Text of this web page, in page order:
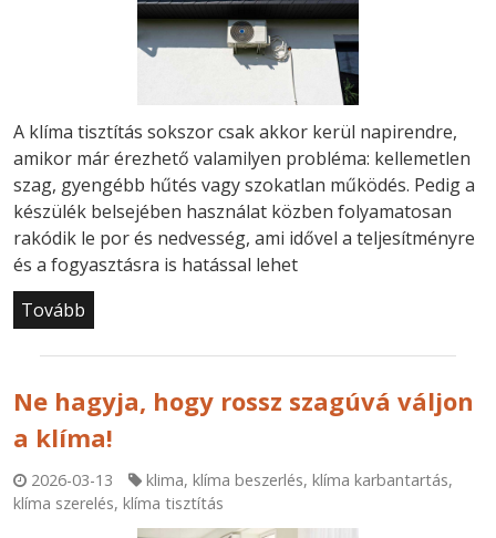
A klíma tisztítás sokszor csak akkor kerül napirendre,
amikor már érezhető valamilyen probléma: kellemetlen
szag, gyengébb hűtés vagy szokatlan működés. Pedig a
készülék belsejében használat közben folyamatosan
rakódik le por és nedvesség, ami idővel a teljesítményre
és a fogyasztásra is hatással lehet
Tovább
Ne hagyja, hogy rossz szagúvá váljon
a klíma!
2026-03-13 klima,klíma beszerlés,klíma karbantartás,
klíma szerelés, klíma tisztítás